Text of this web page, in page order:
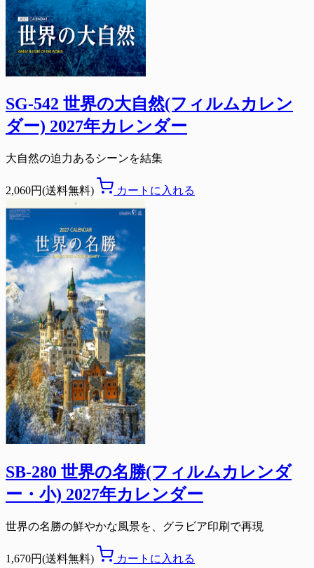
SG-542 世界の大自然(フィルムカレン
ダー) 2027年カレンダー
大自然の迫力あるシーンを結集
2,060円(送料無料) カートに入れる
SB-280 世界の名勝(フィルムカレンダ
ー・小) 2027年カレンダー
世界の名勝の鮮やかな風景を、グラビア印刷で再現
1,670円(送料無料) カートに入れる